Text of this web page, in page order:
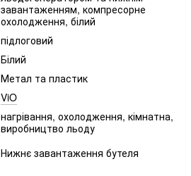
завантаженням, компресорне
охолодження, білий
підлоговий
Білий
Метал та пластик
ViO
нагрівання, охолодження, кімнатна,
виробництво льоду
Нижнє завантаження бутеля